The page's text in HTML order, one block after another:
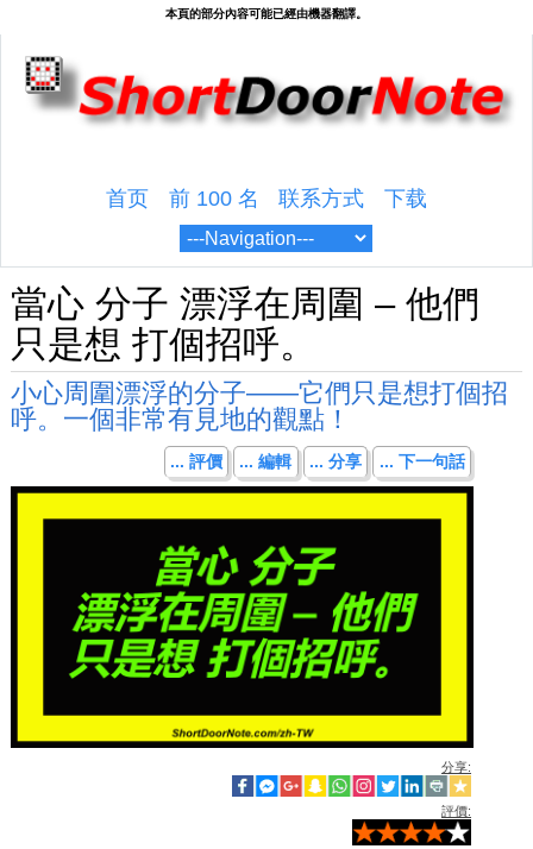
首页 前 100 名 联系方式 下载
當心 分子 漂浮在周圍 – 他們
只是想 打個招呼。
小心周圍漂浮的分子——它們只是想打個招
呼。一個非常有見地的觀點！
... 評價 ... 編輯 ... 分享 ... 下一句話
分享:
評價: